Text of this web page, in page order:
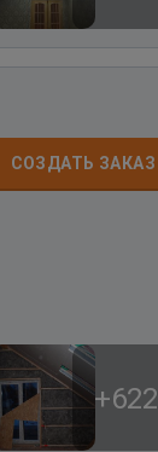
СОЗДАТЬ ЗАКАЗ
+622